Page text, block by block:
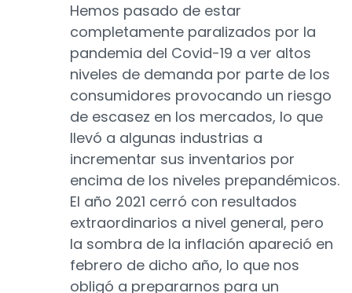
Hemos pasado de estar
completamente paralizados por la
pandemia del Covid-19 a ver altos
niveles de demanda por parte de los
consumidores provocando un riesgo
de escasez en los mercados, lo que
llevó a algunas industrias a
incrementar sus inventarios por
encima de los niveles prepandémicos.
El año 2021 cerró con resultados
extraordinarios a nivel general, pero
la sombra de la inflación apareció en
febrero de dicho año, lo que nos
obligó a prepararnos para un